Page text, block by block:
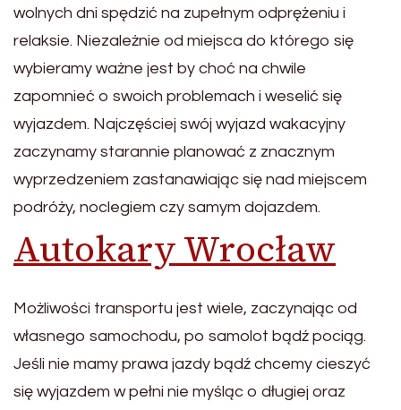
wolnych dni spędzić na zupełnym odprężeniu i
relaksie. Niezależnie od miejsca do którego się
wybieramy ważne jest by choć na chwile
zapomnieć o swoich problemach i weselić się
wyjazdem. Najczęściej swój wyjazd wakacyjny
zaczynamy starannie planować z znacznym
wyprzedzeniem zastanawiając się nad miejscem
podróży, noclegiem czy samym dojazdem.
Autokary Wrocław
Możliwości transportu jest wiele, zaczynając od
własnego samochodu, po samolot bądź pociąg.
Jeśli nie mamy prawa jazdy bądź chcemy cieszyć
się wyjazdem w pełni nie myśląc o długiej oraz